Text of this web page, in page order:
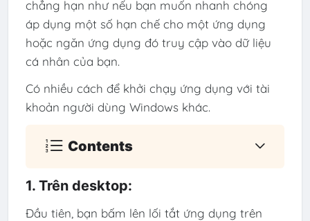
chẳng hạn như nếu bạn muốn nhanh chóng
áp dụng một số hạn chế cho một ứng dụng
hoặc ngăn ứng dụng đó truy cập vào dữ liệu
cá nhân của bạn.
Có nhiều cách để khởi chạy ứng dụng với tài
khoản người dùng Windows khác.
Contents
1. Trên desktop:
Đầu tiên, bạn bấm lên lối tắt ứng dụng trên